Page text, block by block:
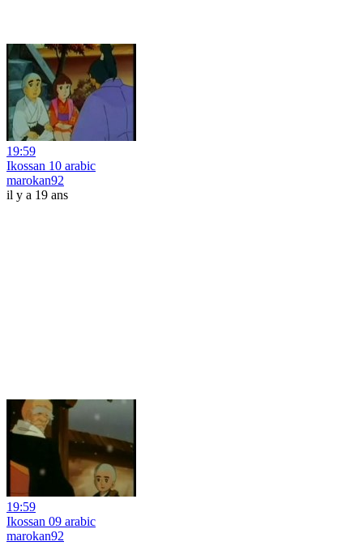
19:59
Ikossan 10 arabic
marokan92
il y a 19 ans
19:59
Ikossan 09 arabic
marokan92